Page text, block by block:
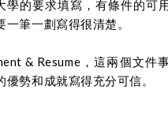
學的要求填寫，有條件的可
筆一劃寫得很清楚。
& Resume，這兩個文件
勢和成就寫得充分可信。